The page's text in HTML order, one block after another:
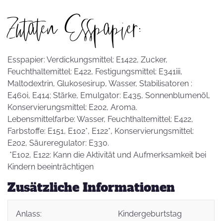
Zutaten Esspapier:
Esspapier: Verdickungsmittel: E1422, Zucker,
Feuchthaltemittel: E422, Festigungsmittel: E341iii,
Maltodextrin, Glukosesirup, Wasser, Stabilisatoren :
E460i, E414; Stärke, Emulgator: E435, Sonnenblumenöl,
Konservierungsmittel: E202, Aroma.
Lebensmittelfarbe: Wasser, Feuchthaltemittel: E422,
Farbstoffe: E151, E102*, E122*, Konservierungsmittel:
E202, Säureregulator: E330.
*E102, E122: Kann die Aktivität und Aufmerksamkeit bei
Kindern beeinträchtigen
Zusätzliche Informationen
Anlass: Kindergeburtstag